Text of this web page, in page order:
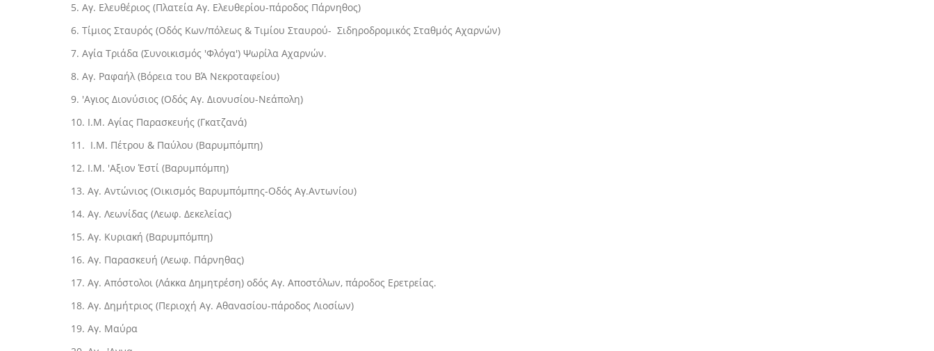
5. Αγ. Ελευθέριος (Πλατεία Αγ. Ελευθερίου-πάροδος Πάρνηθος)
6. Τίμιος Σταυρός (Οδός Κων/πόλεως & Τιμίου Σταυρού- Σιδηροδρομικός Σταθμός Αχαρνών)
7. Αγία Τριάδα (Συνοικισμός 'Φλόγα') Ψωρίλα Αχαρνών.
8. Αγ. Ραφαήλ (Βόρεια του ΒΆ Νεκροταφείου)
9. 'Αγιος Διονύσιος (Οδός Αγ. Διονυσίου-Νεάπολη)
10. Ι.Μ. Αγίας Παρασκευής (Γκατζανά)
11. Ι.Μ. Πέτρου & Παύλου (Βαρυμπόμπη)
12. Ι.Μ. 'Αξιον Έστί (Βαρυμπόμπη)
13. Αγ. Αντώνιος (Οικισμός Βαρυμπόμπης-Οδός Αγ.Αντωνίου)
14. Αγ. Λεωνίδας (Λεωφ. Δεκελείας)
15. Αγ. Κυριακή (Βαρυμπόμπη)
16. Αγ. Παρασκευή (Λεωφ. Πάρνηθας)
17. Αγ. Απόστολοι (Λάκκα Δημητρέση) οδός Αγ. Αποστόλων, πάροδος Ερετρείας.
18. Αγ. Δημήτριος (Περιοχή Αγ. Αθανασίου-πάροδος Λιοσίων)
19. Αγ. Μαύρα